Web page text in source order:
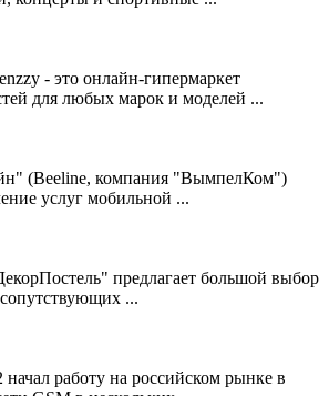
- это онлайн-гипермаркет
для любых марок и моделей ...
(Beeline, компания "ВымпелКом")
услуг мобильной ...
предлагает большой выбор
...
начал работу на российском рынке в